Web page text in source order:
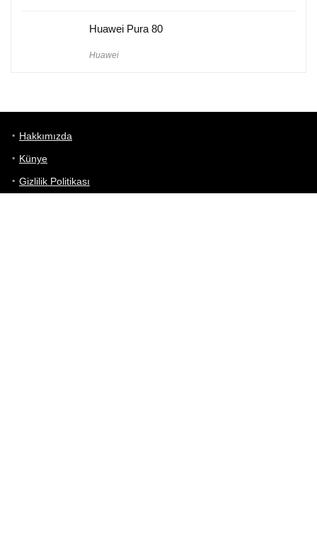
Huawei Pura 80
Huawei
Hakkımızda
Künye
Gizlilik Politikası